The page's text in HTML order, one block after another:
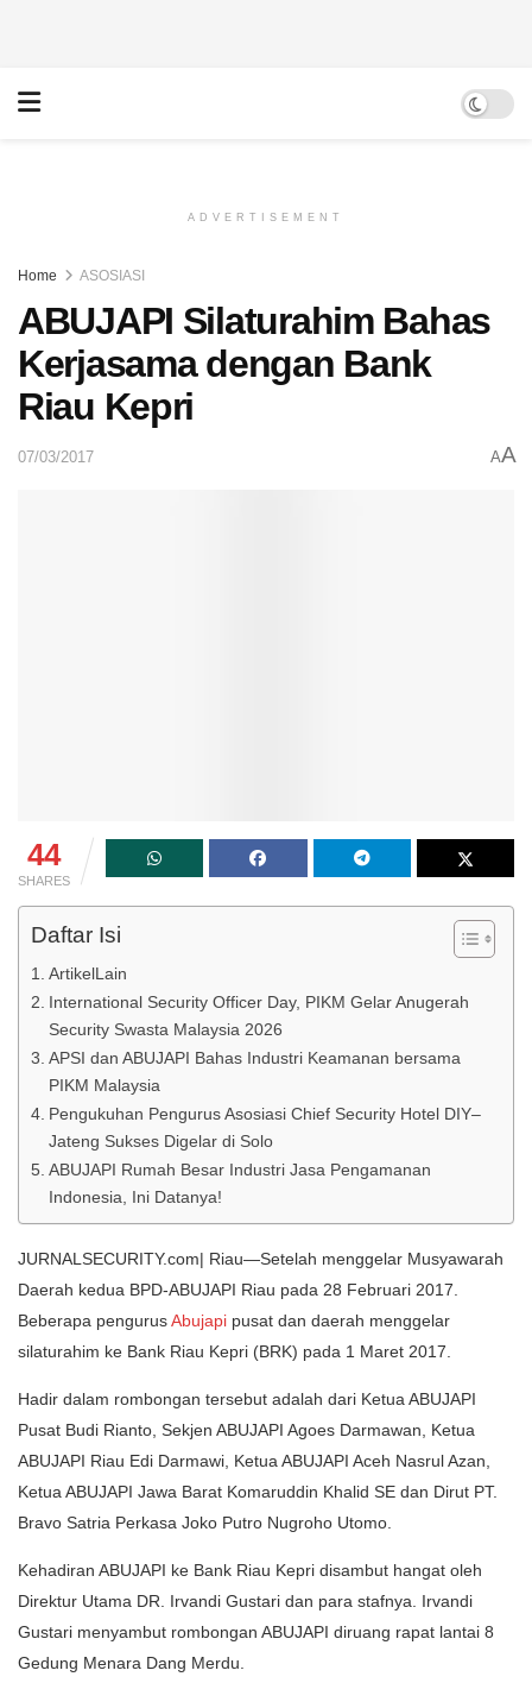
ADVERTISEMENT
Home ASOSIASI
ABUJAPI Silaturahim Bahas
Kerjasama dengan Bank
Riau Kepri
07/03/2017 AA
44
SHARES
Daftar Isi
ArtikelLain
International Security Officer Day, PIKM Gelar Anugerah
Security Swasta Malaysia 2026
APSI dan ABUJAPI Bahas Industri Keamanan bersama
PIKM Malaysia
Pengukuhan Pengurus Asosiasi Chief Security Hotel DIY–
Jateng Sukses Digelar di Solo
ABUJAPI Rumah Besar Industri Jasa Pengamanan
Indonesia, Ini Datanya!
JURNALSECURITY.com| Riau—Setelah menggelar Musyawarah
Daerah kedua BPD-ABUJAPI Riau pada 28 Februari 2017.
Beberapa pengurusAbujapi pusat dan daerah menggelar
silaturahim ke Bank Riau Kepri (BRK) pada 1 Maret 2017.
Hadir dalam rombongan tersebut adalah dari Ketua ABUJAPI
Pusat Budi Rianto, Sekjen ABUJAPI Agoes Darmawan, Ketua
ABUJAPI Riau Edi Darmawi, Ketua ABUJAPI Aceh Nasrul Azan,
Ketua ABUJAPI Jawa Barat Komaruddin Khalid SE dan Dirut PT.
Bravo Satria Perkasa Joko Putro Nugroho Utomo.
Kehadiran ABUJAPI ke Bank Riau Kepri disambut hangat oleh
Direktur Utama DR. Irvandi Gustari dan para stafnya. Irvandi
Gustari menyambut rombongan ABUJAPI diruang rapat lantai 8
Gedung Menara Dang Merdu.